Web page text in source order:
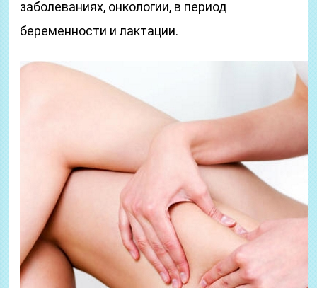
заболеваниях, онкологии, в период
беременности и лактации.